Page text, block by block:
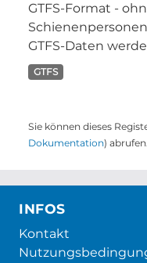
GTFS-Format -
GTFS-Daten
GTFS
Sie können dieses
Dokumentation) abrufen.
INFOS
Kontakt